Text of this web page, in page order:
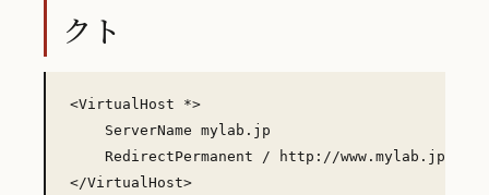
クト
<VirtualHost *>
    ServerName mylab.jp
    RedirectPermanent / http://www.mylab.jp/